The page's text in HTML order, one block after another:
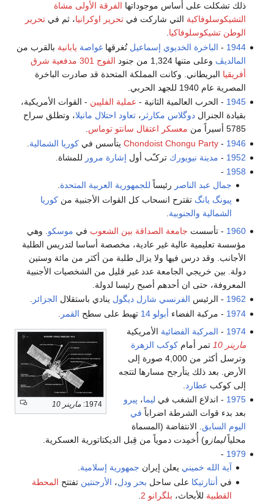
ذلك تشكلت على أساس موجوداتها الفرقة الأولى مشاة
التشيكوسلوفاكية التي شاركت فيتحرير اوكرانيا، ثم فيتحرير
الوطن تشيكوسلوفاكيا.
1944
- الباخرة الخديوي إسماعيل تُغرقهاغواصة يابانية بالقرب من
المالديڤ وعلى متنها 1,324 من جنود
الفوج 301 مدفعية شرق
أفريقيا البريطاني. وكانت المملكة المتحدة قد صادرت الباخرة
المصرية عام 1940 للجهد الحربي.
1945 - الحرب العالمية الثانية - عملية الفلپين - القوات الأمريكية،
بقيادة الجنرالدوگلاس مكارثر ،تعاود احتلال مانيلا، وتطلق سراح
5785 أسيراً من
معسكر اعتقال سانتو توماس.
1946
-
Chondoist Chongu Party يتأسس فيكوريا الشمالية
1952
- مدينة نيويورك تركـّب أول إشارة مرور للمشاة.
1958
-
جمال عبد الناصر رئيساً للجمهورية العربية المتحدة.
پيونگ يانگ تقترح انسحاب كل القوات الأجنبية من كوريا
الشمالية والجنوبية
1960 - تأسست جامعة الصداقة بين الشعوب في موسكو . وهي
مؤسسة تعليمية عالية غير عادية، مخصصة أساسا لتدريس الطلبة
الأجانب. وقد درس فيها ولا يزال طلبة من أكثر من مائة وستين
دولة. بين خريجي الجامعة عدد غير قليل من الشخصيات الأجنبية
المعروفة، حتى ان أحدهم أصبح رئيسا لدولة.
1962 - الرئيس الفرنسي شارل ديگول ينادي باستقلال الجزائر
1974 - مركبة الفضاء أبولو 14 تهبط على سطح القمر
1974: مارينر 10
1974
- المركبة الفضائية الأمريكية
مارينر 10
تمر أمامكوكب الزهرة
وترسل أكثر من 4,000 صورة إلى
الأرض. بعد ذلك يتأرجح مسارها لتتجه
إلى كوكب عطارد
1975 - اندلاع الشغب في ليما، پيرو
بعد بدء قوات الشرطة اضراباً في
اليوم السابق . الانتفاضة (المسماة
محلياًليمازو) أُخمِدت دموياً من قِبل الديكتاتورية العسكرية.
1979
-
آية الله خميني يعلن إيران جمهورية إسلامية.
في أنتارتيكا على ساحل بحر ودل، الأرجنتين تفتتح المحطة
القطبية للأبحاث، بلگرانو 2